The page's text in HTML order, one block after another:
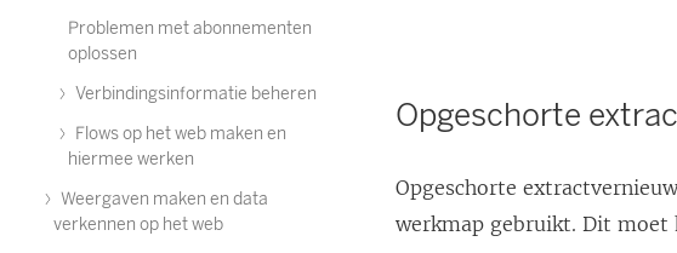
Problemen met abonnementen
oplossen
Verbindingsinformatie beheren
Flows op het web maken en
hiermee werken
Weergaven maken en data
verkennen op het web
Opgeschorte
Opgeschorte
werkmap gebruikt. Dit moet